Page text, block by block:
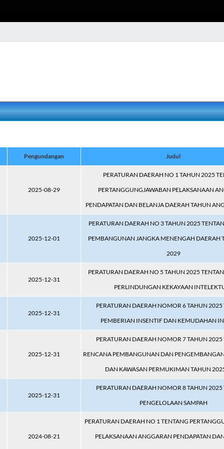
Pengundangan Judul
2025-08-29
PERATURAN DAERAH NO 1 TAHUN 2025
PERTANGGUNGJAWABAN PELAKSANAAN
PENDAPATAN DAN BELANJA DAERAH TAHUN
2025-12-01
PERATURAN DAERAH NO 3 TAHUN 2025
PEMBANGUNAN JANGKA MENENGAH DAERAH
2029
2025-12-31
PERATURAN DAERAH NO 5 TAHUN 2025
PERLINDUNGAN KEKAYAAN
2025-12-31
PERATURAN DAERAH NOMOR 6 TAHUN 2025
PEMBERIAN INSENTIF DAN KEMUDAHAN
2025-12-31
PERATURAN DAERAH NOMOR 7 TAHUN 2025
RENCANA PEMBANGUNAN DAN
DAN KAWASAN PERMUKIMAN TAHUN
2025-12-31
PERATURAN DAERAH NOMOR 8 TAHUN 2025
PENGELOLAAN SAMPAH
2024-08-21
PERATURAN DAERAH NO 1 TENTANG
PELAKSANAAN ANGGARAN PENDAPATAN